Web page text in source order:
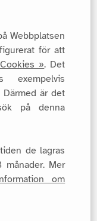
Webbplatsen
för att
». Det
Därmed är det
på denna
de lagras
Mer
om